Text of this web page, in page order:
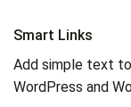
Smart Links
Add simple text
WordPress and